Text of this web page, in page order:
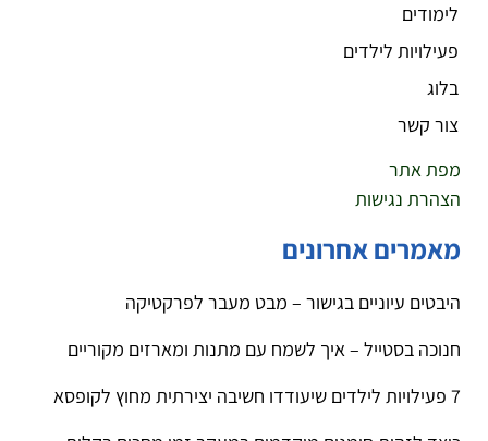
לימודים
פעילויות לילדים
בלוג
צור קשר
מפת אתר
הצהרת נגישות
מאמרים אחרונים
היבטים עיוניים בגישור – מבט מעבר לפרקטיקה
חנוכה בסטייל – איך לשמח עם מתנות ומארזים מקוריים
7 פעילויות לילדים שיעודדו חשיבה יצירתית מחוץ לקופסא